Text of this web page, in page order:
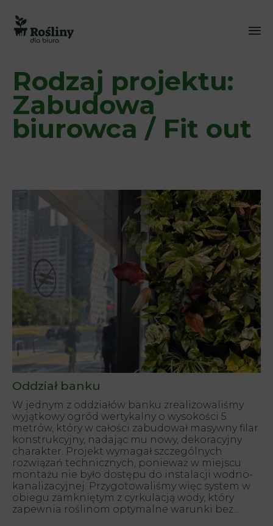
Rodzaj projektu:
Zabudowa
biurowca / Fit out
Oddział banku
W jednym z oddziałów banku zrealizowaliśmy
wyjątkowy ogród wertykalny o wysokości 5
metrów, który w całości zabudował masywny filar
konstrukcyjny, nadając mu nowy, dekoracyjny
charakter. Projekt wymagał szczególnych
rozwiązań technicznych, ponieważ w miejscu
montażu nie było dostępu do instalacji wodno-
kanalizacyjnej. Przygotowaliśmy więc system w
obiegu zamkniętym z cyrkulacją wody, który
zapewnia roślinom optymalne warunki bez...